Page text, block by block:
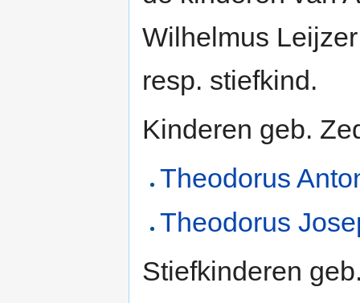
Wilhelmus
resp. stiefkind.
Kinderen geb.
Theodorus
Theodorus
Stiefkinderen